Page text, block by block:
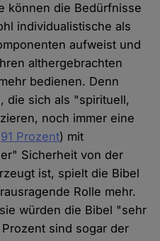
können die Bedürfnisse
individualistische als
aufweist und
althergebrachten
bedienen. Denn
die sich als "spirituell,
noch immer eine
91 Prozent) mit
Sicherheit von der
ist, spielt die Bibel
Rolle mehr.
würden die Bibel "sehr
sind sogar der